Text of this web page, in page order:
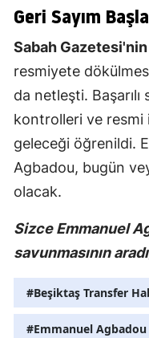
Geri Sayım
Sabah
resmiyete
da netleşti. Başarılı
kontrolleri ve resmi
geleceği öğrenildi.
Agbadou, bugün
olacak.
Sizce Emmanuel
savunmasının
#Beşiktaş Transfer
#Emmanuel Agbadou